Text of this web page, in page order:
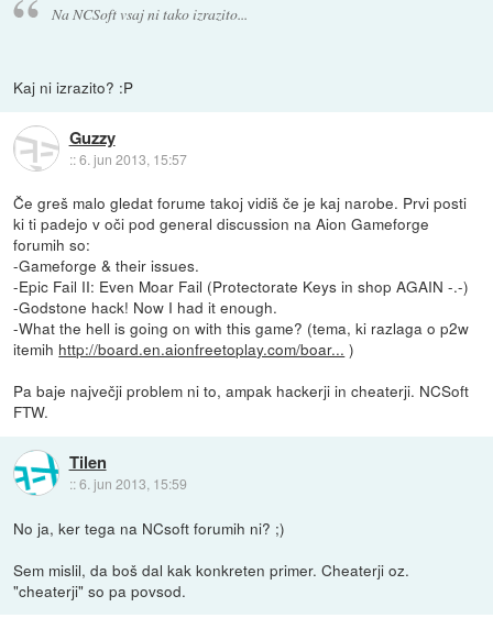
Na NCSoft vsaj ni tako izrazito...
Kaj ni izrazito? :P
Guzzy
::6. jun 2013, 15:57
Če greš malo gledat forume takoj vidiš če je kaj narobe. Prvi posti
ki ti padejo v oči pod general discussion na Aion Gameforge
forumih so:
-Gameforge & their issues.
-Epic Fail II: Even Moar Fail (Protectorate Keys in shop AGAIN -.-)
-Godstone hack! Now I had it enough.
-What the hell is going on with this game? (tema, ki razlaga o p2w
itemih http://board.en.aionfreetoplay.com/boar... )
Pa baje največji problem ni to, ampak hackerji in cheaterji. NCSoft
FTW.
Tilen
::6. jun 2013, 15:59
No ja, ker tega na NCsoft forumih ni? ;)
Sem mislil, da boš dal kak konkreten primer. Cheaterji oz.
"cheaterji" so pa povsod.